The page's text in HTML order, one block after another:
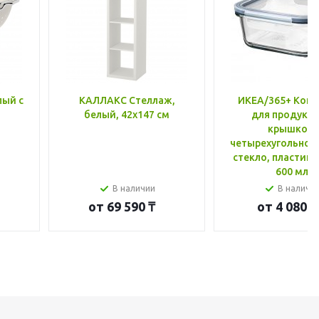
с
КАЛЛАКС Стеллаж,
белый, 42x147 см
В наличии
от 69 590 ₸
ИКЕА/365+
для
крышкой,
стекло, пластик
600 мл
В
от 4 080 ₸